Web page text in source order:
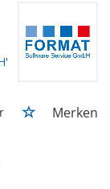
Merken